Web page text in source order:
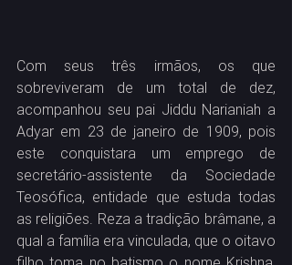
Com seus três irmãos, os que
sobreviveram de um total de dez,
acompanhou seu pai Jiddu Narianiah a
Adyar em 23 de janeiro de 1909, pois
este conquistara um emprego de
secretário-assistente da Sociedade
Teosófica, entidade que estuda todas
as religiões. Reza a tradição brâmane, a
qual a família era vinculada, que o oitavo